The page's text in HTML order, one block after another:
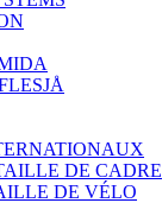
DE CADRE
DE VÉLO